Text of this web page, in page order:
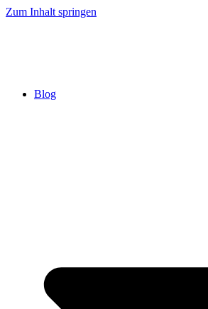
Zum Inhalt springen
Blog